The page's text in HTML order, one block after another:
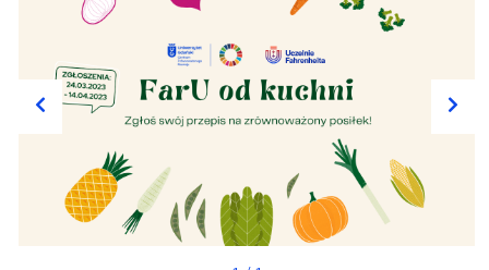
Previous Next